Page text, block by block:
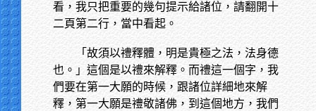
看，我只把重要的幾句提示給諸位，請翻開十
二頁第二行，當中看起。
「故須以禮釋體，明是貴極之法，法身德
也。」這個是以禮來解釋。而禮這一個字，我
們要在第一大願的時候，跟諸位詳細地來解
釋，第一大願是禮敬諸佛，到這個地方，我們